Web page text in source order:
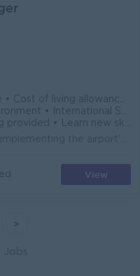
allowance • Rewards over performance
Standard • Make a difference
new skill on the job • Career development opportunity • Management Potential
View
>